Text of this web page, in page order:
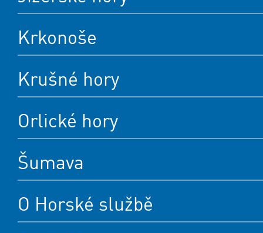
Krkonoše
Krušné hory
Orlické hory
Šumava
O Horské službě